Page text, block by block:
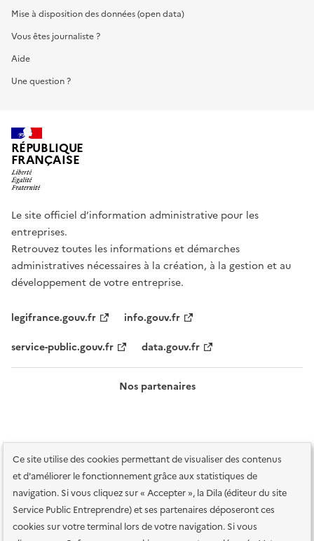
Ce site utilise des cookies permettant de visualiser des contenus
et d'améliorer le fonctionnement grâce aux statistiques de
navigation. Si vous cliquez sur « Accepter », la Dila (éditeur du site
Service Public Entreprendre) et ses partenaires déposeront ces
cookies sur votre terminal lors de votre navigation. Si vous
Mise à disposition des données (open data)
Vous êtes journaliste ?
Aide
Une question ?
RÉPUBLIQUE
FRANÇAISE
Le site officiel d’information administrative pour les
entreprises.
Retrouvez toutes les informations et démarches
administratives nécessaires à la création, à la gestion et au
développement de votre entreprise.
legifrance.gouv.fr
info.gouv.fr
service-public.gouv.fr
data.gouv.fr
Nos partenaires
Plan du site Accessibilité : totalement conforme
Accessibilité des